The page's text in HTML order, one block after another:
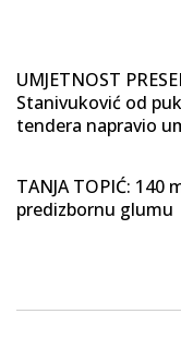
UMJETNOST
Stanivuković od
tendera napravio
TANJA TOPIĆ: 140
predizbornu glumu